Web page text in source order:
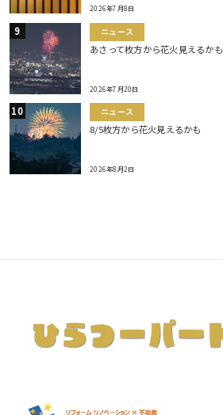
2026年7月8日
ニュース
あさって枚方から花火見えるかも
2026年7月20日
ニュース
8/5枚方から花火見えるかも
2026年8月2日